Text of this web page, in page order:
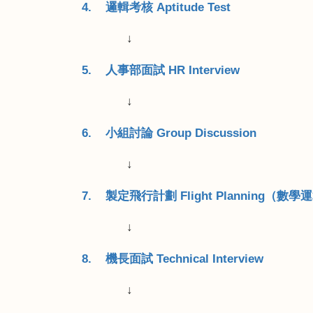
4. 邏輯考核Aptitude Test
↓
5. 人事部面試 HR Interview
↓
6. 小組討論Group Discussion
↓
7. 製定飛行計劃 Flight Planning （數學
↓
8. 機長面試 Technical Interview
↓